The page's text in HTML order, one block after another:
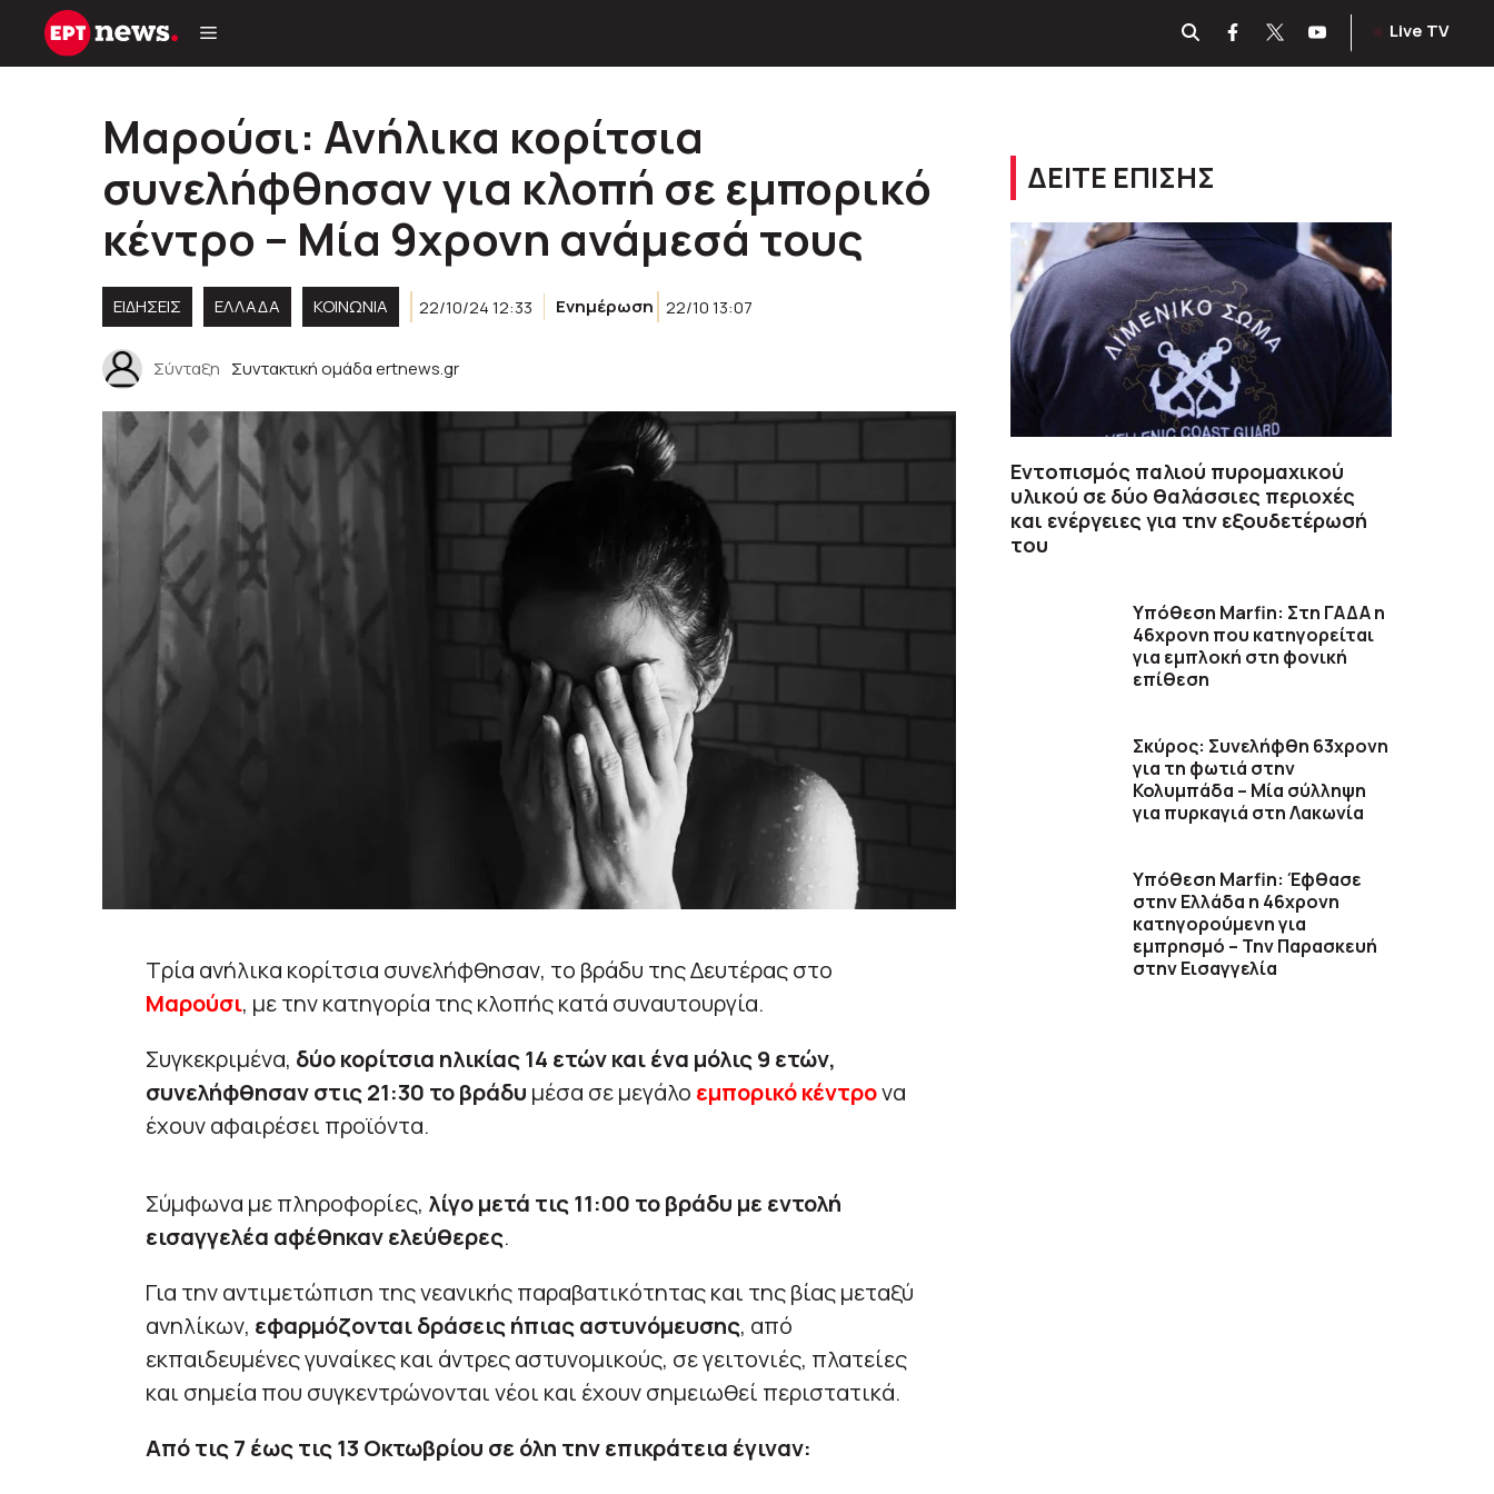
Μετάβαση
Live TV
Μαρούσι: Ανήλικα κορίτσια
συνελήφθησαν για κλοπή σε εμπορικό
κέντρο – Μία 9χρονη ανάμεσά τους
ΕΙΔΗΣΕΙΣ ΕΛΛΑΔΑ ΚΟΙΝΩΝΊΑ 22/10/24 12:33 Ενημέρωση 22/10 13:07
Σύνταξη Συντακτική ομάδα ertnews.gr
Τρία ανήλικα κορίτσια συνελήφθησαν, το βράδυ της Δευτέρας στο
Μαρούσι, με την κατηγορία της κλοπής κατά συναυτουργία.
Συγκεκριμένα, δύο κορίτσια ηλικίας 14 ετών και ένα μόλις 9 ετών,
συνελήφθησαν στις 21:30 το βράδυ μέσα σε μεγάλο εμπορικό κέντρονα
έχουν αφαιρέσει προϊόντα.
Σύμφωνα με πληροφορίες, λίγο μετά τις 11:00 το βράδυ με εντολή
εισαγγελέα αφέθηκαν ελεύθερες.
Για την αντιμετώπιση της νεανικής παραβατικότητας και της βίας μεταξύ
ανηλίκων, εφαρμόζονται δράσεις ήπιας αστυνόμευσης, από
εκπαιδευμένες γυναίκες και άντρες αστυνομικούς, σε γειτονιές, πλατείες
και σημεία που συγκεντρώνονται νέοι και έχουν σημειωθεί περιστατικά.
Από τις 7 έως τις 13 Οκτωβρίου σε όλη την επικράτεια έγιναν:
ΔΕΙΤΕ ΕΠΙΣΗΣ
Εντοπισμός παλιού πυρομαχικού
υλικού σε δύο θαλάσσιες περιοχές
και ενέργειες για την εξουδετέρωσή
του
Υπόθεση Marfin: Στη ΓΑΔΑ η
46χρονη που κατηγορείται
για εμπλοκή στη φονική
επίθεση
Σκύρος: Συνελήφθη 63χρονη
για τη φωτιά στην
Κολυμπάδα – Μία σύλληψη
για πυρκαγιά στη Λακωνία
Υπόθεση Marfin: Έφθασε
στην Ελλάδα η 46χρονη
κατηγορούμενη για
εμπρησμό – Την Παρασκευή
στην Εισαγγελία